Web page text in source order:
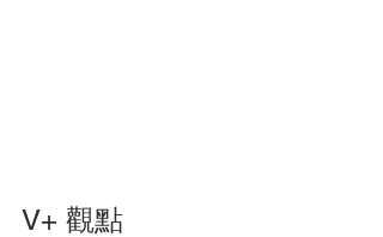
V+ 觀點